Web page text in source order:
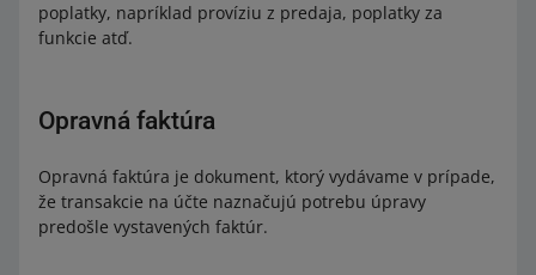
poplatky, napríklad províziu z predaja, poplatky za
funkcie atď.
Opravná faktúra
Opravná faktúra je dokument, ktorý vydávame v prípade,
že transakcie na účte naznačujú potrebu úpravy
predošle vystavených faktúr.